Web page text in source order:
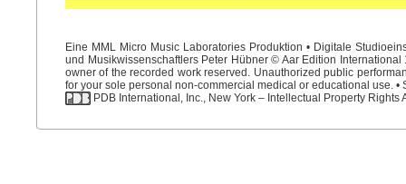
Eine MML Micro Music Laboratories Produktion • Digitale
und Musikwissenschaftlers Peter Hübner © Aar Edition
owner of the recorded work reserved. Unauthorized public
for your sole personal non-commercial medical or educational use.
PDB International, Inc., New York – Intellectual Property Rights